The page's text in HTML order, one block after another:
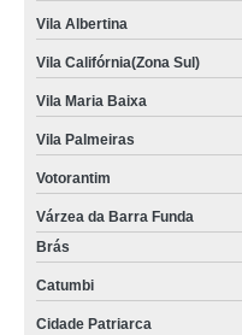
Vila Albertina
Vila Califórnia(Zona Sul)
Vila Maria Baixa
Vila Palmeiras
Votorantim
Várzea da Barra Funda
Brás
Catumbi
Cidade Patriarca